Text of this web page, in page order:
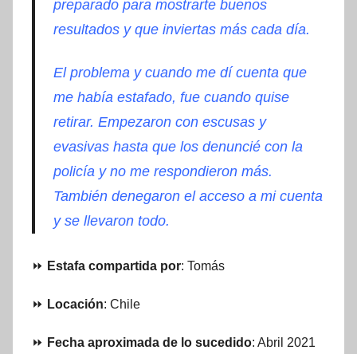
preparado para mostrarte buenos
resultados y que inviertas más cada día.
El problema y cuando me dí cuenta que
me había estafado, fue cuando quise
retirar. Empezaron con escusas y
evasivas hasta que los denuncié con la
policía y no me respondieron más.
También denegaron el acceso a mi cuenta
y se llevaron todo.
⏩ Estafa compartida por: Tomás
⏩ Locación: Chile
⏩ Fecha aproximada de lo sucedido: Abril 2021